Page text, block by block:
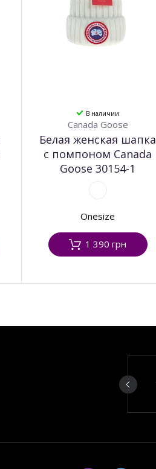
В наличии
Canada Goose
Белая женская шапка
с помпоном Canada
Goose 30154-1
Onesize
1 390 грн